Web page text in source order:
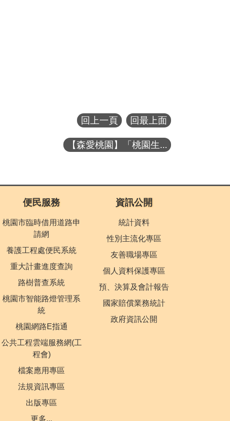
回上一頁 回最上面
【森愛桃園】「桃園生...
便民服務
桃園市臨時借用道路申
請網
養護工程處便民系統
重大計畫進度查詢
路樹普查系統
桃園市智能路燈管理系
統
桃園網路E指通
公共工程雲端服務網(工
程會)
檔案應用專區
法規資訊專區
出版專區
更多...
資訊公開
統計資料
性別主流化專區
友善職場專區
個人資料保護專區
預、決算及會計報告
國家賠償業務統計
政府資訊公開